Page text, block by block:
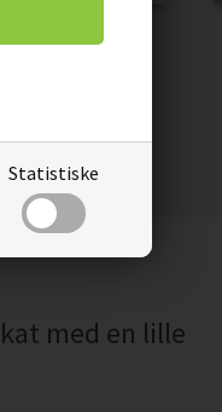
Statistiske
- PLAKAT
med en lille